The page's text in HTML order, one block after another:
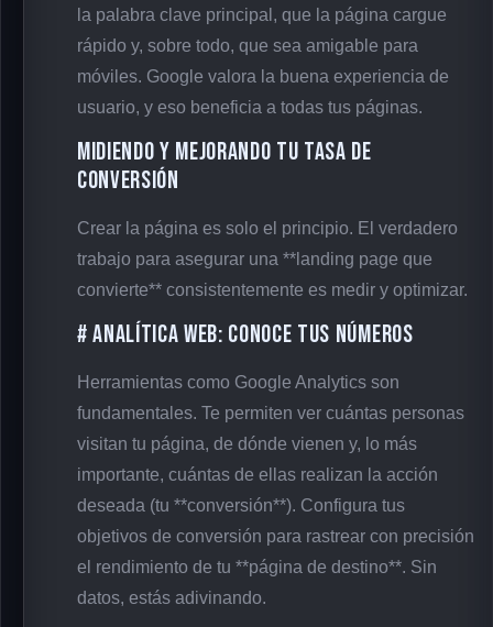
la palabra clave principal, que la página cargue
rápido y, sobre todo, que sea amigable para
móviles. Google valora la buena experiencia de
usuario, y eso beneficia a todas tus páginas.
Midiendo y Mejorando Tu Tasa de
Conversión
Crear la página es solo el principio. El verdadero
trabajo para asegurar una **landing page que
convierte** consistentemente es medir y optimizar.
# Analítica Web: Conoce Tus Números
Herramientas como Google Analytics son
fundamentales. Te permiten ver cuántas personas
visitan tu página, de dónde vienen y, lo más
importante, cuántas de ellas realizan la acción
deseada (tu **conversión**). Configura tus
objetivos de conversión para rastrear con precisión
el rendimiento de tu **página de destino**. Sin
datos, estás adivinando.